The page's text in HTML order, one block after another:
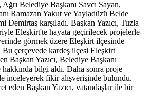
Belediye Başkanı Savcı Sayan,
Ramazan Yakut ve Yayladüzü Belde
Demirtaş karşıladı. Başkan Yazıcı, Tuzla
Eleşkirt'te hayata geçirilecek projelerle
görmek üzere Eleşkirt ilçesinde
çerçevede kardeş ilçesi Eleşkirt
Başkan Yazıcı, Belediye Başkanı
bilgi aldı. Daha sonra proje
inceleyerek fikir alışverişinde bulundu.
eden Başkan Yazıcı, vatandaşlar ile bir